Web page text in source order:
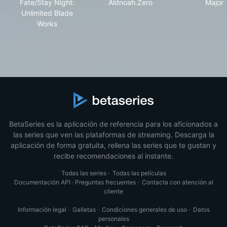
Fate/Stay Night:
Unlimited Blade
Works
Aldnoah.Zero Major
BetaSeries es la aplicación de referencia para los aficionados a
las series que ven las plataformas de streaming. Descarga la
aplicación de forma gratuita, rellena las series que te gustan y
recibe recomendaciones al instante.
Todas las series· Todas las películas
Documentación API · Preguntas frecuentes· Contacta con atención al
cliente
Información legal · Galletas· Condiciones generales de uso· Datos
personales